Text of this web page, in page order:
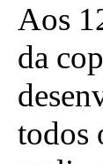
Aos
da
todos